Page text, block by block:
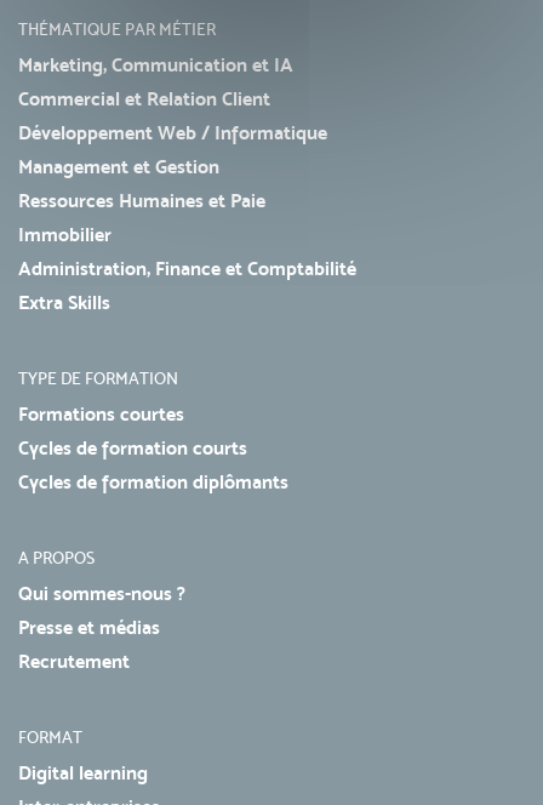
THÉMATIQUE PAR MÉTIER
Marketing, Communication et IA
Commercial et Relation Client
Développement Web / Informatique
Management et Gestion
Ressources Humaines et Paie
Immobilier
Administration, Finance et Comptabilité
Extra Skills
TYPE DE FORMATION
Formations courtes
Cycles de formation courts
Cycles de formation diplômants
A PROPOS
Qui sommes-nous ?
Presse et médias
Recrutement
FORMAT
Digital learning